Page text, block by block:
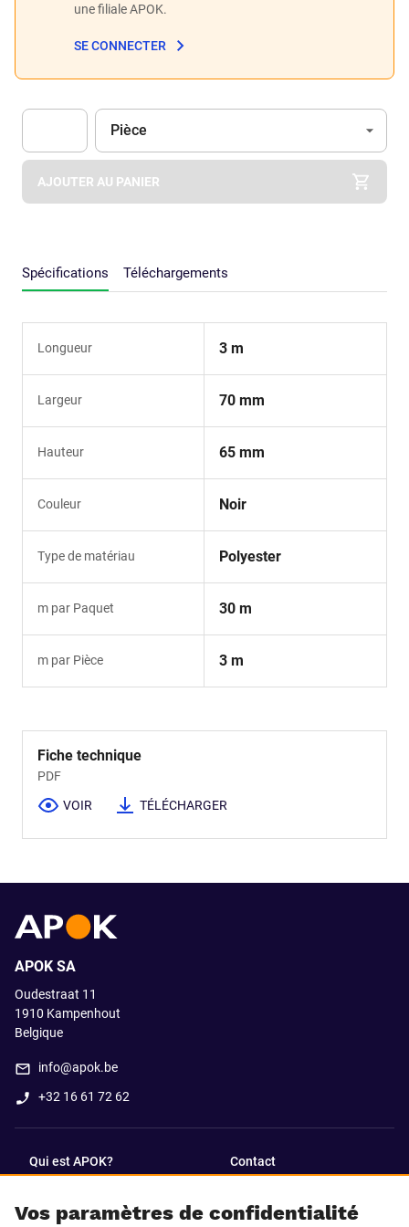
une filiale APOK.
SE CONNECTER
Apok.Product.Detail.AddToCart.Quantity (Optionnel)
Unité
Pièce
AJOUTER AU PANIER
Spécifications Téléchargements
Longueur 3 m
Largeur 70 mm
Hauteur 65 mm
Couleur Noir
Type de matériau Polyester
m par Paquet 30 m
m par Pièce 3 m
Fiche technique
PDF
VOIR TÉLÉCHARGER
Vos paramètres de confidentialité
APOK SA
Oudestraat 11
1910 Kampenhout
Belgique
info@apok.be
+32 16 61 72 62
Qui est APOK? Contact